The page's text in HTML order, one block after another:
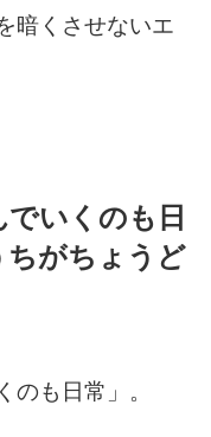
暗くさせないエ
でいくのも日
がちょうど
のも日常」。